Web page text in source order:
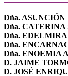
Dña.
Dña.
Dña.
Dña.
Dña. ENOEMIA
D. JAIME
D. JOSÉ